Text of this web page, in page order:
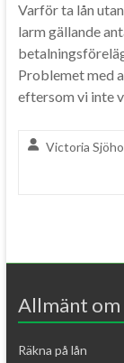
Varför ta lån
larm gällande
Problemet med
eftersom vi inte
Victoria
Allmänt om
Räkna på lån